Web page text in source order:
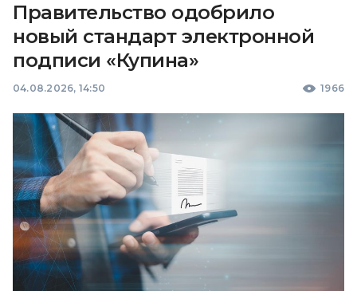
Правительство одобрило
новый стандарт электронной
подписи «Купина»
04.08.2026, 14:50 1966